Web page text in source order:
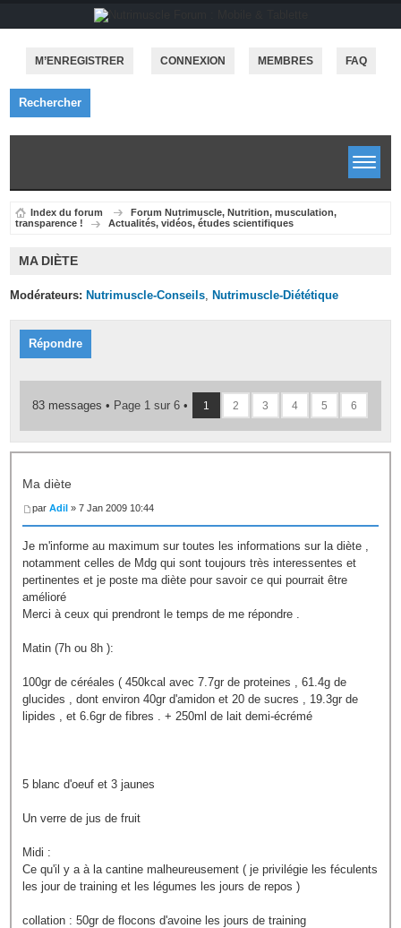
M’ENREGISTRER CONNEXION MEMBRES FAQ
Rechercher
Index du forum
Forum Nutrimuscle, Nutrition, musculation,
transparence !
Actualités, vidéos, études scientifiques
MA DIÈTE
Modérateurs: Nutrimuscle-Conseils ,Nutrimuscle-Diététique
Répondre
83 messages • Page 1 sur 6 • 1 2 3 4 5 6
Ma diète
parAdil » 7 Jan 2009 10:44
Je m'informe au maximum sur toutes les informations sur la diète ,
notamment celles de Mdg qui sont toujours très interessentes et
pertinentes et je poste ma diète pour savoir ce qui pourrait être
amélioré
Merci à ceux qui prendront le temps de me répondre .
Matin (7h ou 8h ):
100gr de céréales ( 450kcal avec 7.7gr de proteines , 61.4g de
glucides , dont environ 40gr d'amidon et 20 de sucres , 19.3gr de
lipides , et 6.6gr de fibres . + 250ml de lait demi-écrémé
5 blanc d'oeuf et 3 jaunes
Un verre de jus de fruit
Midi :
Ce qu'il y a à la cantine malheureusement ( je privilégie les féculents
les jour de training et les légumes les jours de repos )
collation : 50gr de flocons d'avoine les jours de training